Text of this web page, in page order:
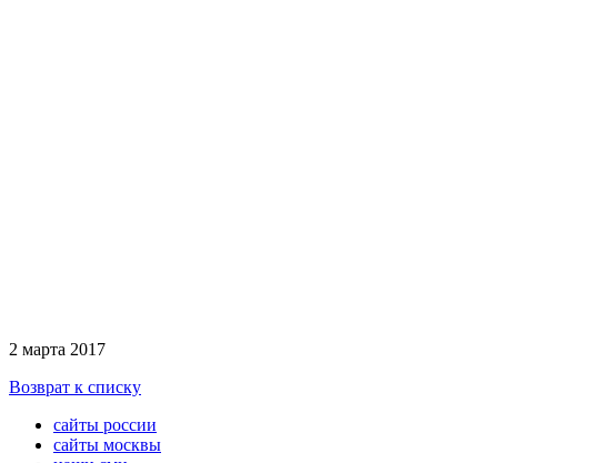
2 марта 2017
Возврат к списку
сайты россии
сайты москвы